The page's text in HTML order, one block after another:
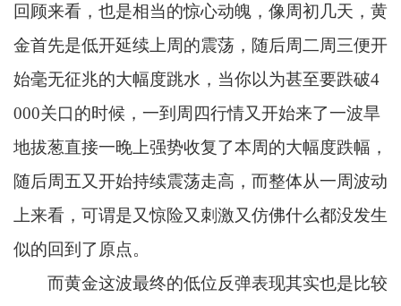
回顾来看，也是相当的惊心动魄，像周初几天，黄
金首先是低开延续上周的震荡，随后周二周三便开
始毫无征兆的大幅度跳水，当你以为甚至要跌破4
000关口的时候，一到周四行情又开始来了一波旱
地拔葱直接一晚上强势收复了本周的大幅度跌幅，
随后周五又开始持续震荡走高，而整体从一周波动
上来看，可谓是又惊险又刺激又仿佛什么都没发生
似的回到了原点。
而黄金这波最终的低位反弹表现其实也是比较